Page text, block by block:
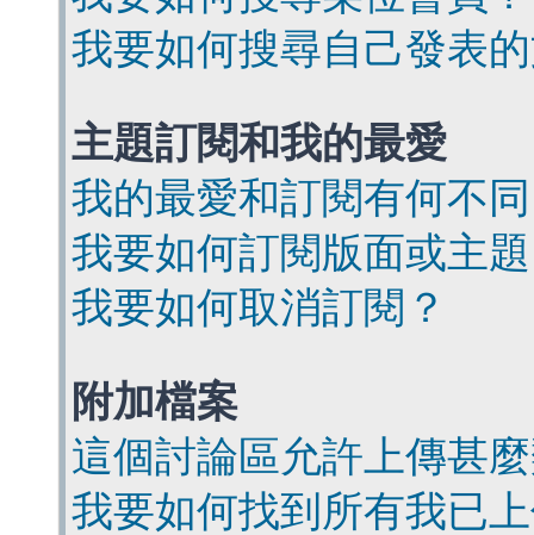
我要如何搜尋自己發表
主題訂閱和我的最愛
我的最愛和訂閱有何不
我要如何訂閱版面或主
我要如何取消訂閱？
附加檔案
這個討論區允許上傳甚
我要如何找到所有我已